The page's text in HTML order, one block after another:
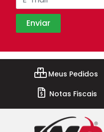
Meus Pedidos
Notas Fiscais